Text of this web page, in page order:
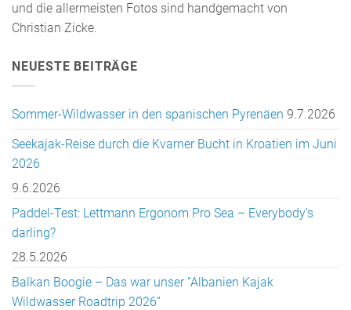
und die allermeisten Fotos sind handgemacht von
Christian Zicke.
NEUESTE BEITRÄGE
Sommer-Wildwasser in den spanischen Pyrenäen 9.7.2026
Seekajak-Reise durch die Kvarner Bucht in Kroatien im Juni
2026
9.6.2026
Paddel-Test: Lettmann Ergonom Pro Sea – Everybody’s
darling?
28.5.2026
Balkan Boogie – Das war unser “Albanien Kajak
Wildwasser Roadtrip 2026”